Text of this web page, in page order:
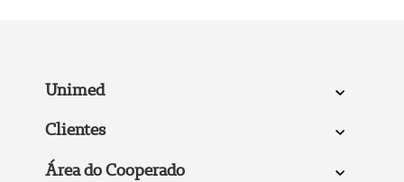
Unimed
Clientes
Área do Cooperado